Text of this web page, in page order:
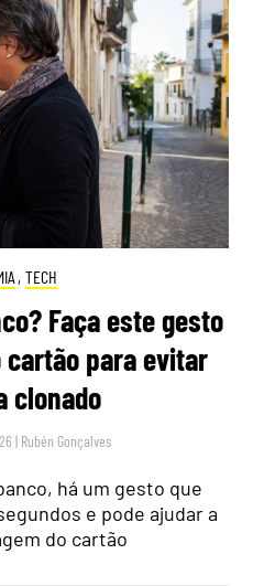
, TECH
Faça este gesto
para evitar
clonado
| Rubén Gonçalves
há um gesto que
e pode ajudar a
do cartão